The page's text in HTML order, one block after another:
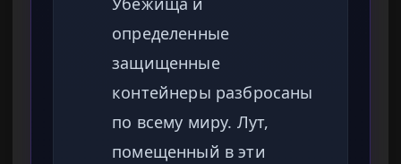
определенные
защищенные
контейнеры разбросаны
по всему миру. Лут,
помещенный в эти